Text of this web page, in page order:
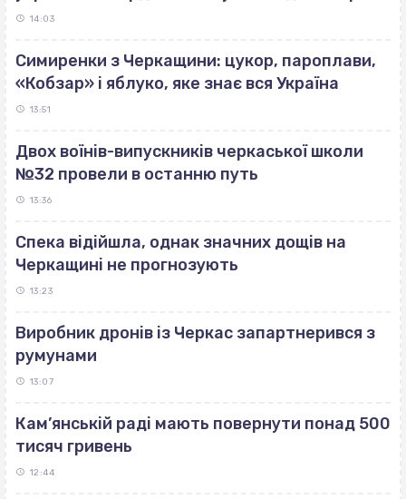
14:03
Симиренки з Черкащини: цукор, пароплави,
«Кобзар» і яблуко, яке знає вся Україна
13:51
Двох воїнів-випускників черкаської школи
№32 провели в останню путь
13:36
Спека відійшла, однак значних дощів на
Черкащині не прогнозують
13:23
Виробник дронів із Черкас запартнерився з
румунами
13:07
Кам’янській раді мають повернути понад 500
тисяч гривень
12:44